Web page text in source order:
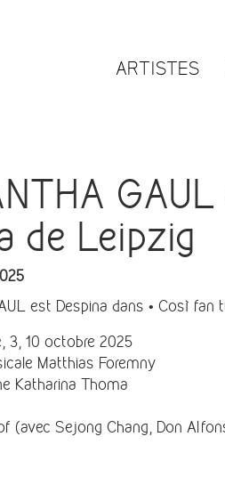
ARTISTES
de Leipzig
est Despina dans • Così fan
3, 10 octobre 2025
Matthias Foremny
Katharina Thoma
(avec Sejong Chang, Don